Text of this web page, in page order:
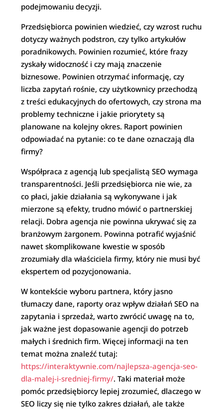
podejmowaniu decyzji.
Przedsiębiorca powinien wiedzieć, czy wzrost ruchu
dotyczy ważnych podstron, czy tylko artykułów
poradnikowych. Powinien rozumieć, które frazy
zyskały widoczność i czy mają znaczenie
biznesowe. Powinien otrzymać informację, czy
liczba zapytań rośnie, czy użytkownicy przechodzą
z treści edukacyjnych do ofertowych, czy strona ma
problemy techniczne i jakie priorytety są
planowane na kolejny okres. Raport powinien
odpowiadać na pytanie: co te dane oznaczają dla
firmy?
Współpraca z agencją lub specjalistą SEO wymaga
transparentności. Jeśli przedsiębiorca nie wie, za
co płaci, jakie działania są wykonywane i jak
mierzone są efekty, trudno mówić o partnerskiej
relacji. Dobra agencja nie powinna ukrywać się za
branżowym żargonem. Powinna potrafić wyjaśnić
nawet skomplikowane kwestie w sposób
zrozumiały dla właściciela firmy, który nie musi być
ekspertem od pozycjonowania.
W kontekście wyboru partnera, który jasno
tłumaczy dane, raporty oraz wpływ działań SEO na
zapytania i sprzedaż, warto zwrócić uwagę na to,
jak ważne jest dopasowanie agencji do potrzeb
małych i średnich firm. Więcej informacji na ten
temat można znaleźć tutaj:
https://interaktywnie.com/najlepsza-agencja-seo-
dla-malej-i-sredniej-firmy/. Taki materiał może
pomóc przedsiębiorcy lepiej zrozumieć, dlaczego w
SEO liczy się nie tylko zakres działań, ale także